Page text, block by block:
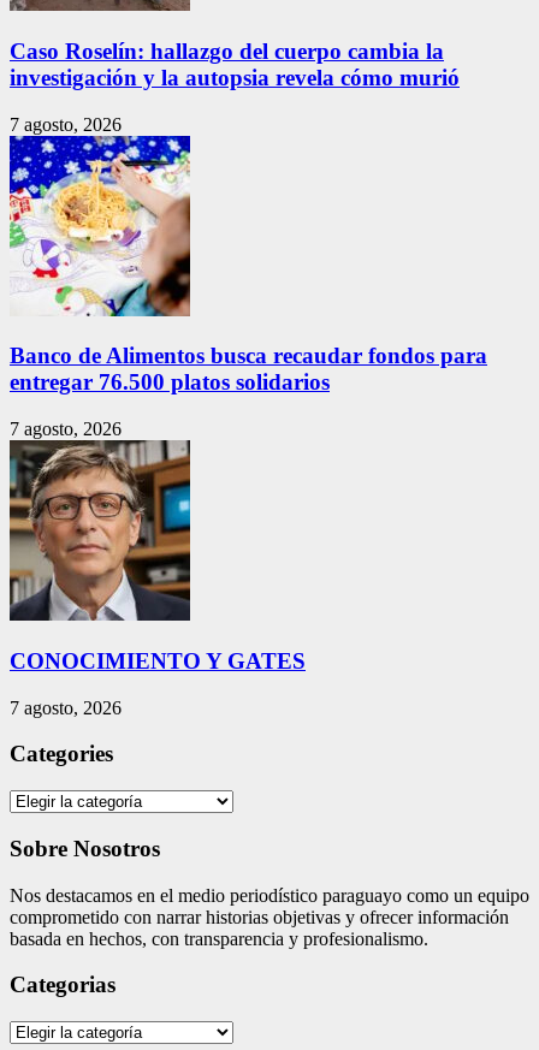
Caso Roselín: hallazgo del cuerpo cambia la
investigación y la autopsia revela cómo murió
7 agosto, 2026
Banco de Alimentos busca recaudar fondos para
entregar 76.500 platos solidarios
7 agosto, 2026
CONOCIMIENTO Y GATES
7 agosto, 2026
Categories
Categories
Sobre Nosotros
Nos destacamos en el medio periodístico paraguayo como un equipo
comprometido con narrar historias objetivas y ofrecer información
basada en hechos, con transparencia y profesionalismo.
Categorias
Categorias